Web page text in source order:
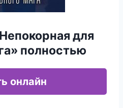
для
полностью
онлайн